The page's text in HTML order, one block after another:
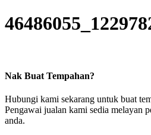
Nak Buat Tempahan?
Hubungi kami sekarang untuk buat
Pengawai jualan kami sedia melayan
anda.